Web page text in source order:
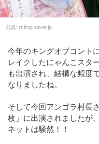
出典: rr.img.naver.jp
今年のキングオブコント
レイクしたにゃんこスタ
も出演され、結構な頻度
なりましたね。
そして今回アンゴラ村長
枚」に出演されましたが
ネットは騒然！！